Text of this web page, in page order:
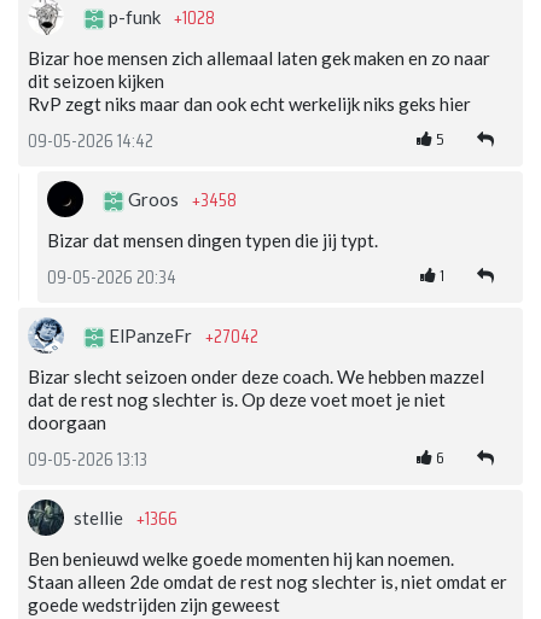
p-funk +1028
Bizar hoe mensen zich allemaal laten gek maken en zo naar
dit seizoen kijken
RvP zegt niks maar dan ook echt werkelijk niks geks hier
09-05-2026 14:42 5
Groos +3458
Bizar dat mensen dingen typen die jij typt.
09-05-2026 20:34 1
ElPanzeFr +27042
Bizar slecht seizoen onder deze coach. We hebben mazzel
dat de rest nog slechter is. Op deze voet moet je niet
doorgaan
09-05-2026 13:13 6
stellie +1366
Ben benieuwd welke goede momenten hij kan noemen.
Staan alleen 2de omdat de rest nog slechter is, niet omdat er
goede wedstrijden zijn geweest